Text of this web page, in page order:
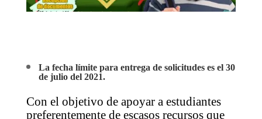
La fecha límite para entrega de solicitudes es el 30
de julio del 2021.
Con el objetivo de apoyar a estudiantes
preferentemente de escasos recursos que